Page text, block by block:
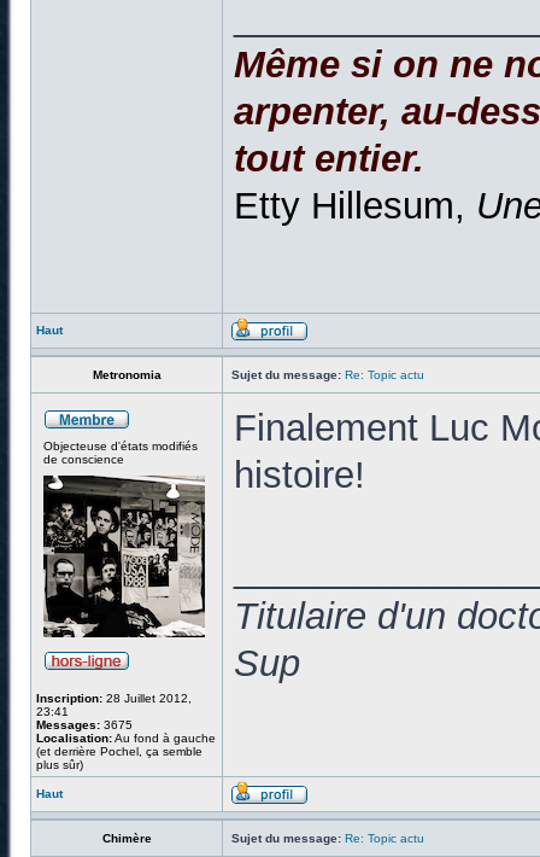
Même si on ne
arpenter, au-
tout entier.
Etty Hillesum,
Haut
Metronomia Sujet du message: Re: Topic actu
Objecteuse d'états modifiés
de conscience
Inscription: 28 Juillet 2012,
23:41
Messages: 3675
Localisation:Au fond à gauche
(et derrière Pochel, ça semble
plus sûr)
Finalement Luc
histoire!
Titulaire d'un
Sup
Haut
Chimère Sujet du message: Re: Topic actu